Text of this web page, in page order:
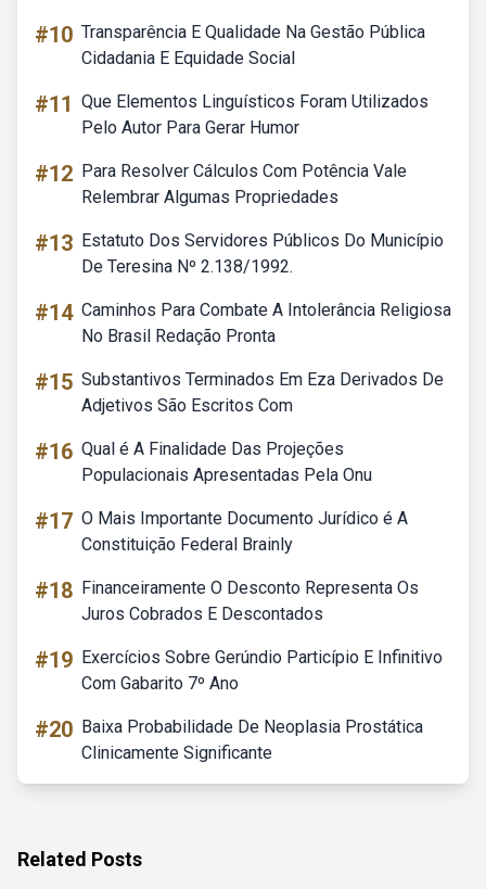
#10 Transparência E Qualidade Na Gestão Pública
Cidadania E Equidade Social
#11 Que Elementos Linguísticos Foram Utilizados
Pelo Autor Para Gerar Humor
#12 Para Resolver Cálculos Com Potência Vale
Relembrar Algumas Propriedades
#13 Estatuto Dos Servidores Públicos Do Município
De Teresina Nº 2.138/1992.
#14 Caminhos Para Combate A Intolerância Religiosa
No Brasil Redação Pronta
#15 Substantivos Terminados Em Eza Derivados De
Adjetivos São Escritos Com
#16 Qual é A Finalidade Das Projeções
Populacionais Apresentadas Pela Onu
#17 O Mais Importante Documento Jurídico é A
Constituição Federal Brainly
#18 Financeiramente O Desconto Representa Os
Juros Cobrados E Descontados
#19 Exercícios Sobre Gerúndio Particípio E Infinitivo
Com Gabarito 7º Ano
#20 Baixa Probabilidade De Neoplasia Prostática
Clinicamente Significante
Related Posts